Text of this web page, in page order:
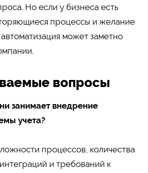
Но если у бизнеса есть
процессы и желание
может заметно
вопросы
занимает внедрение
учета?
процессов, количества
и требований к